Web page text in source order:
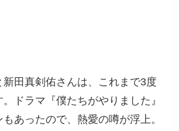
新田真剣佑さんは、これまで3度
ドラマ『僕たちがやりました』
あったので、熱愛の噂が浮上。